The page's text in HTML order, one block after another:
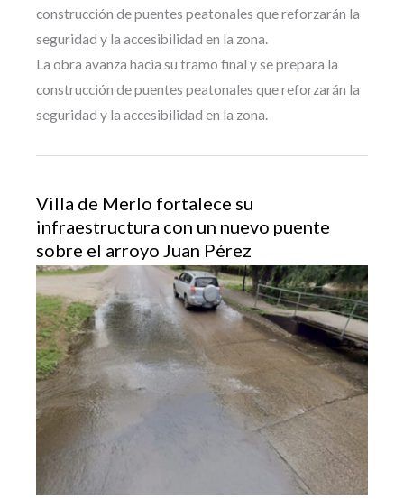
construcción de puentes peatonales que reforzarán la
seguridad y la accesibilidad en la zona.
La obra avanza hacia su tramo final y se prepara la
construcción de puentes peatonales que reforzarán la
seguridad y la accesibilidad en la zona.
Villa de Merlo fortalece su
infraestructura con un nuevo puente
sobre el arroyo Juan Pérez